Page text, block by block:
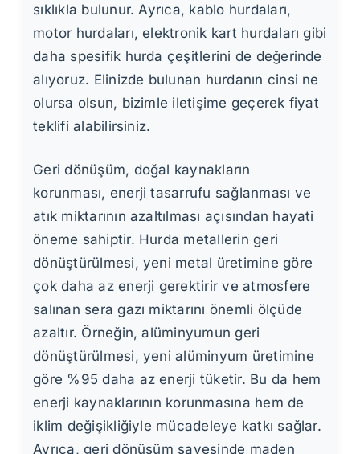
sıklıkla bulunur. Ayrıca, kablo hurdaları,
motor hurdaları, elektronik kart hurdaları gibi
daha spesifik hurda çeşitlerini de değerinde
alıyoruz. Elinizde bulunan hurdanın cinsi ne
olursa olsun, bizimle iletişime geçerek fiyat
teklifi alabilirsiniz.
Geri dönüşüm, doğal kaynakların
korunması, enerji tasarrufu sağlanması ve
atık miktarının azaltılması açısından hayati
öneme sahiptir. Hurda metallerin geri
dönüştürülmesi, yeni metal üretimine göre
çok daha az enerji gerektirir ve atmosfere
salınan sera gazı miktarını önemli ölçüde
azaltır. Örneğin, alüminyumun geri
dönüştürülmesi, yeni alüminyum üretimine
göre %95 daha az enerji tüketir. Bu da hem
enerji kaynaklarının korunmasına hem de
iklim değişikliğiyle mücadeleye katkı sağlar.
Ayrıca, geri dönüşüm sayesinde maden